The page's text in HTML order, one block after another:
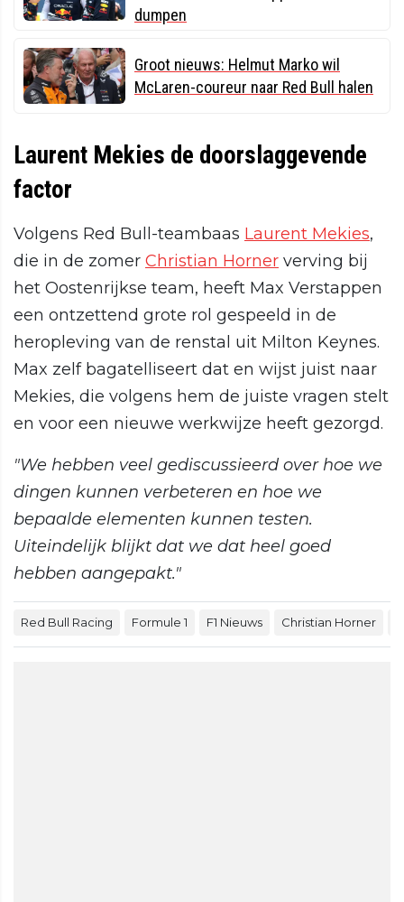
dumpen
Groot nieuws: Helmut Marko wil
McLaren-coureur naar Red Bull halen
Laurent Mekies de doorslaggevende
factor
Volgens Red Bull-teambaas Laurent Mekies,
die in de zomer Christian Horner verving bij
het Oostenrijkse team, heeft Max Verstappen
een ontzettend grote rol gespeeld in de
heropleving van de renstal uit Milton Keynes.
Max zelf bagatelliseert dat en wijst juist naar
Mekies, die volgens hem de juiste vragen stelt
en voor een nieuwe werkwijze heeft gezorgd.
"We hebben veel gediscussieerd over hoe we
dingen kunnen verbeteren en hoe we
bepaalde elementen kunnen testen.
Uiteindelijk blijkt dat we dat heel goed
hebben aangepakt."
Red Bull Racing Formule 1 F1 Nieuws Christian Horner